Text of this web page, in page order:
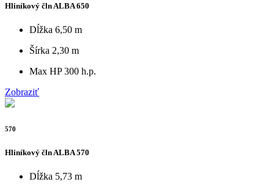
Hliníkový čln ALBA 650
Dĺžka 6,50 m
Šírka 2,30 m
Max HP 300 h.p.
Zobraziť
570
Hliníkový čln ALBA 570
Dĺžka 5,73 m